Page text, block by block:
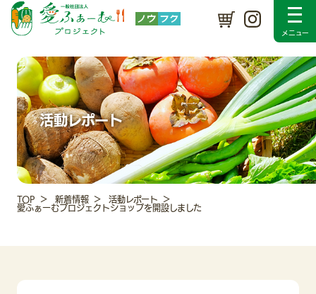
活動レポート
TOP 新着情報
活動レポート
愛ふぁーむプロジェクトショップを開設しました